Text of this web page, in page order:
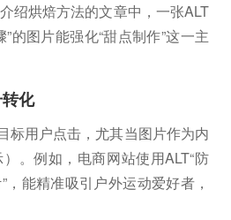
绍烘焙方法的文章中，一张ALT
的图片能强化“甜点制作”这一主
化
标用户点击，尤其当图片作为内
。例如，电商网站使用ALT“防
能精准吸引户外运动爱好者，